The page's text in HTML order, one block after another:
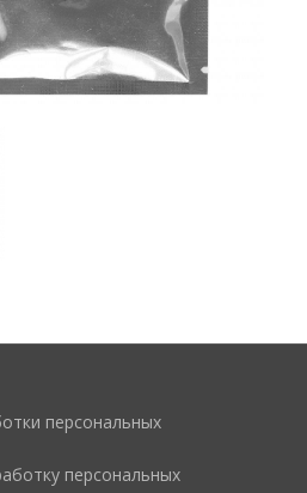
персональных
персональных